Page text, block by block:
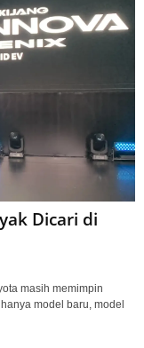
Dicari di
masih memimpin
model baru, model